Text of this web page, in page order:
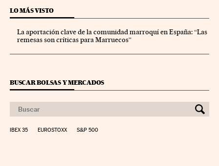
LO MÁS VISTO
La aportación clave de la comunidad marroquí en España: “Las
remesas son críticas para Marruecos”
BUSCAR BOLSAS Y MERCADOS
IBEX 35 EUROSTOXX S&P 500